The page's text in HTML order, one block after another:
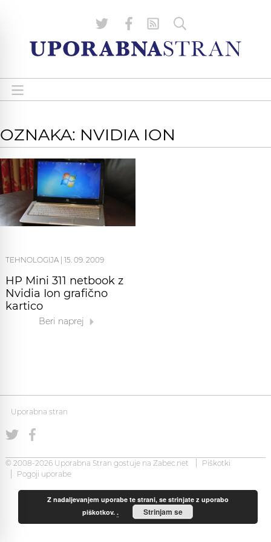
OZNAKA: NVIDIA ION
TEHNOLOGIJA 15. 09. 2009
HP Mini 311 netbook z
Nvidia Ion grafično
kartico
Beri naprej
Uporabna stran
© 2008-2026 Uporabna Stran gostuje na Zabec.net
Piškotki
Pogoji uporabe
Z nadaljevanjem uporabe te strani, se strinjate z uporabo
piškotkov.. Strinjam se